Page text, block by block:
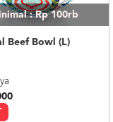
: Rp 100rb
Beef Bowl (L)